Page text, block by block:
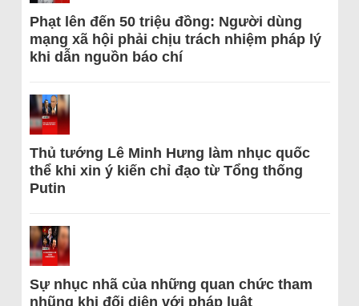
Phạt lên đến 50 triệu đồng: Người dùng
mạng xã hội phải chịu trách nhiệm pháp lý
khi dẫn nguồn báo chí
Thủ tướng Lê Minh Hưng làm nhục quốc
thể khi xin ý kiến chỉ đạo từ Tổng thống
Putin
Sự nhục nhã của những quan chức tham
nhũng khi đối diện với pháp luật